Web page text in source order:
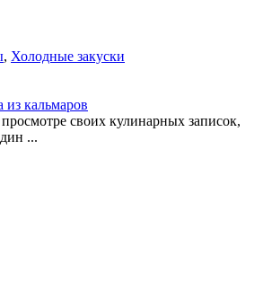
, Холодные закуски
из кальмаров
своих кулинарных записок,
...